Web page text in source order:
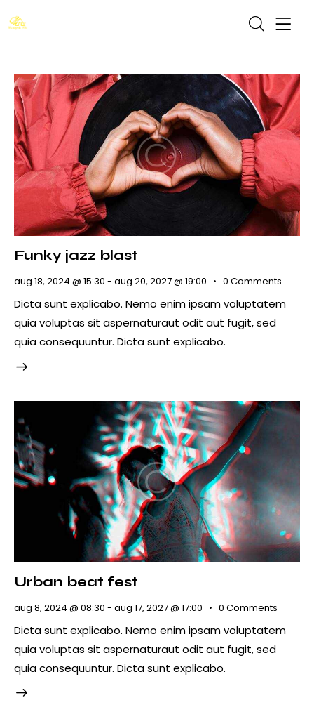
Funky jazz blast
aug 18, 2024 @ 15:30 - aug 20, 2027 @ 19:00 0 Comments
Dicta sunt explicabo. Nemo enim ipsam voluptatem
quia voluptas sit aspernaturaut odit aut fugit, sed
quia consequuntur. Dicta sunt explicabo.
Urban beat fest
aug 8, 2024 @ 08:30 - aug 17, 2027 @ 17:00 0 Comments
Dicta sunt explicabo. Nemo enim ipsam voluptatem
quia voluptas sit aspernaturaut odit aut fugit, sed
quia consequuntur. Dicta sunt explicabo.